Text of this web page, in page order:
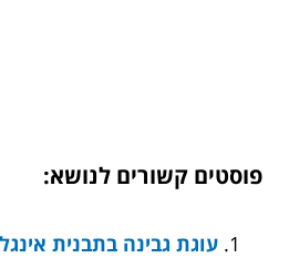
פוסטים קשורים לנושא:
עוגת גבינה בתבנית